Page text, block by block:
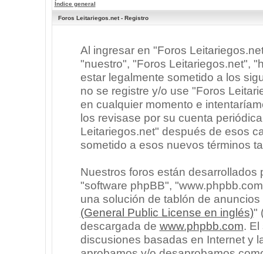
Índice general
Foros Leitariegos.net - Registro
Al ingresar en "Foros
"nuestro", "Foros Leitariegos.net",
estar legalmente sometido a los
no se registre y/o use "Foros
en cualquier momento e
los revisase por su cuenta
Leitariegos.net" después de esos
sometido a esos nuevos términos
Nuestros foros están
"software phpBB",
una solución de tablón de
(General Public License en inglés)"
descargada de www.phpbb.com. El
discusiones basadas en Internet y